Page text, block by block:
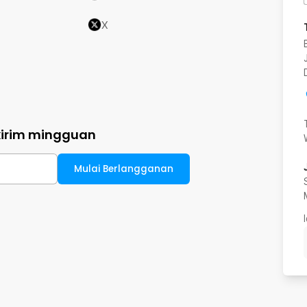
X
mingguan
Mulai Berlangganan